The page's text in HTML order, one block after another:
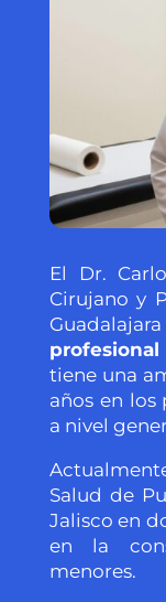
El Dr.
Cirujano y
tiene una
años en
a nivel
Salud de
Jalisco en
en la
menores.